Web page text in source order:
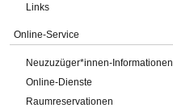
Links
Online-Service
Neuzuzüger*innen-Informationen
Online-Dienste
Raumreservationen